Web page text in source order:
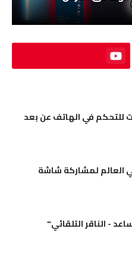
العالم لمشاركة شاشة
- الناقر التلقائي"